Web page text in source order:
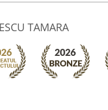
TAMARA